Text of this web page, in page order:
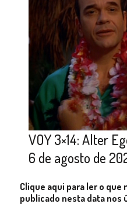
VOY 3×14: Alter
6 de agosto de
Clique aqui para ler o que
publicado nesta data nos